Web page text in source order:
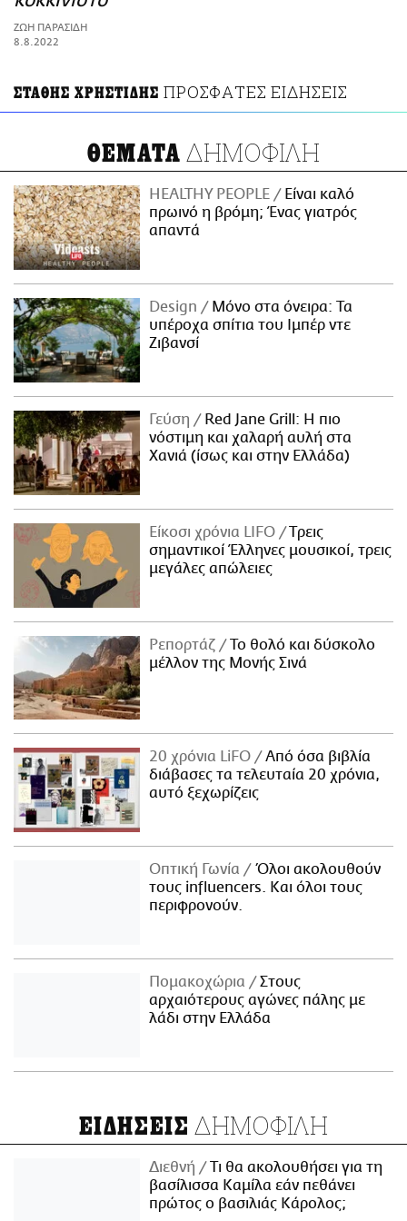
ΑΜΠΑ
PRINT
ΖΩΗ ΠΑΡΑΣΙΔΗ
8.8.2022
ΣΤΑΘΗΣ ΧΡΗΣΤΙΔΗΣ ΠΡΟΣΦΑΤΕΣ ΕΙΔΗΣΕΙΣ
ΘΕΜΑΤΑ ΔΗΜΟΦΙΛΗ
HEALTHY PEOPLE
Είναι καλό
πρωινό η βρόμη; Ένας γιατρός
απαντά
Design
Μόνο στα όνειρα: Τα
υπέροχα σπίτια του Ιμπέρ ντε
Ζιβανσί
Γεύση
Red Jane Grill: Η πιο
νόστιμη και χαλαρή αυλή στα
Χανιά (ίσως και στην Ελλάδα)
Είκοσι χρόνια LIFO
Tρεις
σημαντικοί Έλληνες μουσικοί, τρεις
μεγάλες απώλειες
Ρεπορτάζ
Το θολό και δύσκολο
μέλλον της Μονής Σινά
20 χρόνια LiFO
Από όσα βιβλία
διάβασες τα τελευταία 20 χρόνια,
αυτό ξεχωρίζεις
Οπτική Γωνία
Όλοι ακολουθούν
τους influencers. Και όλοι τους
περιφρονούν.
Πομακοχώρια
Στους
αρχαιότερους αγώνες πάλης με
λάδι στην Ελλάδα
ΕΙΔΗΣΕΙΣ ΔΗΜΟΦΙΛΗ
Διεθνή
Τι θα ακολουθήσει για τη
βασίλισσα Καμίλα εάν πεθάνει
πρώτος ο βασιλιάς Κάρολος;